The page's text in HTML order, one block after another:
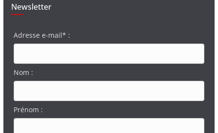
Newsletter
Adresse e-mail* :
Nom :
Prénom :